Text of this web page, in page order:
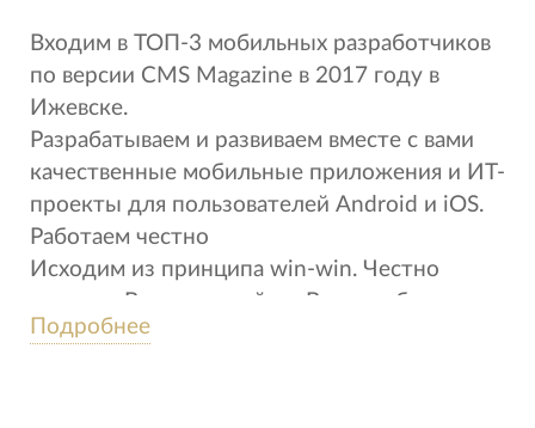
Входим в ТОП-3 мобильных разработчиков
по версии CMS Magazine в 2017 году в
Ижевске.
Разрабатываем и развиваем вместе с вами
качественные мобильные приложения и ИТ-
проекты для пользователей Android и iOS.
Работаем честно
Исходим из принципа win-win. Честно
говорим Вам, если сейчас Вашему бизнесу...
Подробнее